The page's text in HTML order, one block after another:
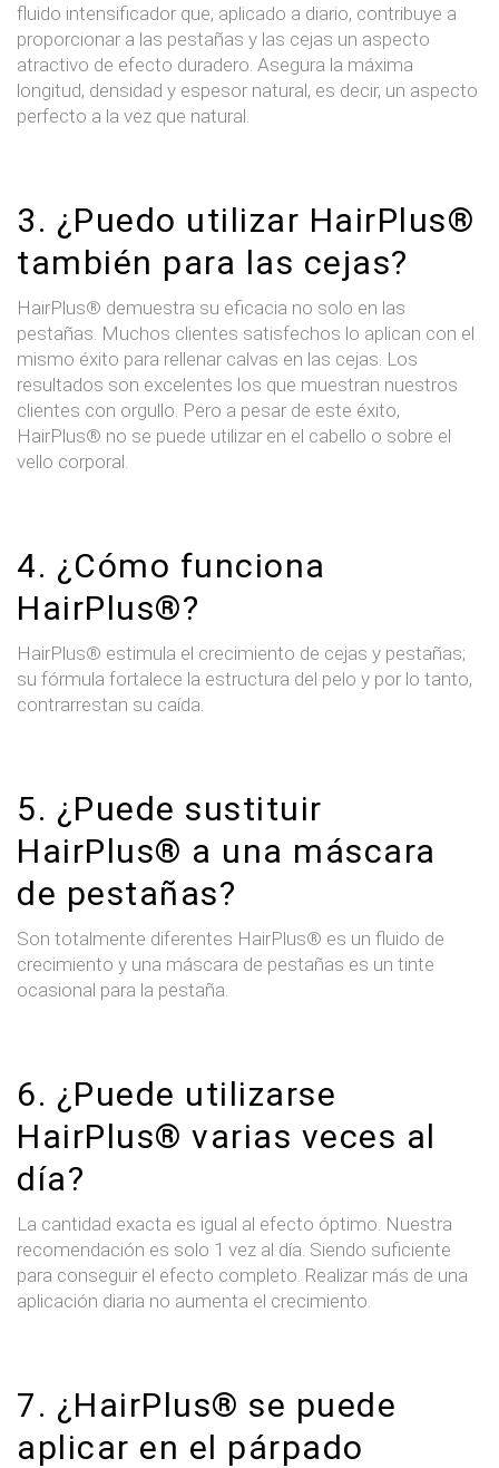
fluido intensificador que, aplicado a diario, contribuye a
proporcionar a las pestañas y las cejas un aspecto
atractivo de efecto duradero. Asegura la máxima
longitud, densidad y espesor natural, es decir, un aspecto
perfecto a la vez que natural.
3. ¿Puedo utilizar HairPlus®
también para las cejas?
HairPlus® demuestra su eficacia no solo en las
pestañas. Muchos clientes satisfechos lo aplican con el
mismo éxito para rellenar calvas en las cejas. Los
resultados son excelentes los que muestran nuestros
clientes con orgullo. Pero a pesar de este éxito,
HairPlus® no se puede utilizar en el cabello o sobre el
vello corporal.
4. ¿Cómo funciona
HairPlus®?
HairPlus® estimula el crecimiento de cejas y pestañas;
su fórmula fortalece la estructura del pelo y por lo tanto,
contrarrestan su caída.
5. ¿Puede sustituir
HairPlus® a una máscara
de pestañas?
Son totalmente diferentes HairPlus® es un fluido de
crecimiento y una máscara de pestañas es un tinte
ocasional para la pestaña.
6. ¿Puede utilizarse
HairPlus® varias veces al
día?
La cantidad exacta es igual al efecto óptimo. Nuestra
recomendación es solo 1 vez al día. Siendo suficiente
para conseguir el efecto completo. Realizar más de una
aplicación diaria no aumenta el crecimiento.
7. ¿HairPlus® se puede
aplicar en el párpado